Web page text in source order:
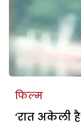
फिल्म
‘रात अकेली